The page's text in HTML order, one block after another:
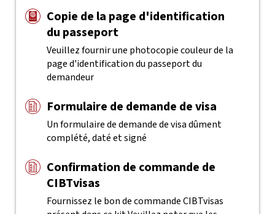
Copie de la page d'identification
du passeport
Veuillez fournir une photocopie couleur de la
page d'identification du passeport du
demandeur
Formulaire de demande de visa
Un formulaire de demande de visa dûment
complété, daté et signé
Confirmation de commande de
CIBTvisas
Fournissez le bon de commande CIBTvisas